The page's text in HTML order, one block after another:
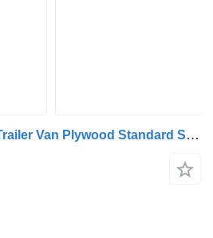
SDC TRAILERS LTD Trailer Van Plywood Standard Straight